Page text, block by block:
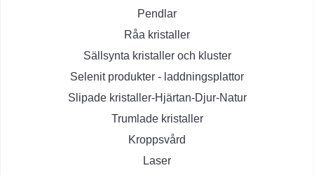
Pendlar
Råa kristaller
Sällsynta kristaller och kluster
Selenit produkter - laddningsplattor
Slipade kristaller-Hjärtan-Djur-Natur
Trumlade kristaller
Kroppsvård
Laser